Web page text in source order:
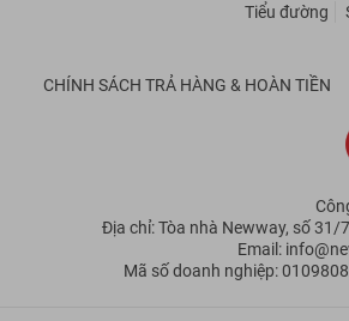
Tiểu đường
CHÍNH SÁCH TRẢ HÀNG & HOÀN TIỀN
Địa chỉ: Tòa nhà Newway, số 31/
Email:
Mã số doanh nghiệp: